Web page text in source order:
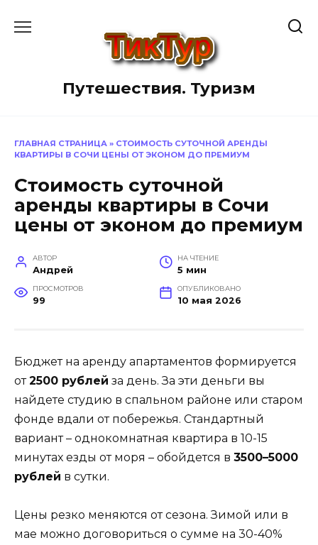
Путешествия. Туризм
ГЛАВНАЯ СТРАНИЦА » СТОИМОСТЬ СУТОЧНОЙ АРЕНДЫ
КВАРТИРЫ В СОЧИ ЦЕНЫ ОТ ЭКОНОМ ДО ПРЕМИУМ
Стоимость суточной
аренды квартиры в Сочи
цены от эконом до премиум
АВТОР
Андрей
НА ЧТЕНИЕ
5 мин
ПРОСМОТРОВ
99
ОПУБЛИКОВАНО
10 мая 2026
Бюджет на аренду апартаментов формируется
от2500 рублей за день. За эти деньги вы
найдете студию в спальном районе или старом
фонде вдали от побережья. Стандартный
вариант – однокомнатная квартира в 10-15
минутах езды от моря – обойдется в 3500–5000
рублей в сутки.
Цены резко меняются от сезона. Зимой или в
мае можно договориться о сумме на 30-40%